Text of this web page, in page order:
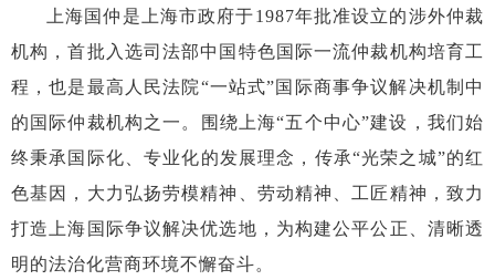
上海国仲是上海市政府于1987年批准设立的涉外仲裁
机构，首批入选司法部中国特色国际一流仲裁机构培育工
程，也是最高人民法院“一站式”国际商事争议解决机制中
的国际仲裁机构之一。围绕上海“五个中心”建设，我们始
终秉承国际化、专业化的发展理念，传承“光荣之城”的红
色基因，大力弘扬劳模精神、劳动精神、工匠精神，致力
打造上海国际争议解决优选地，为构建公平公正、清晰透
明的法治化营商环境不懈奋斗。